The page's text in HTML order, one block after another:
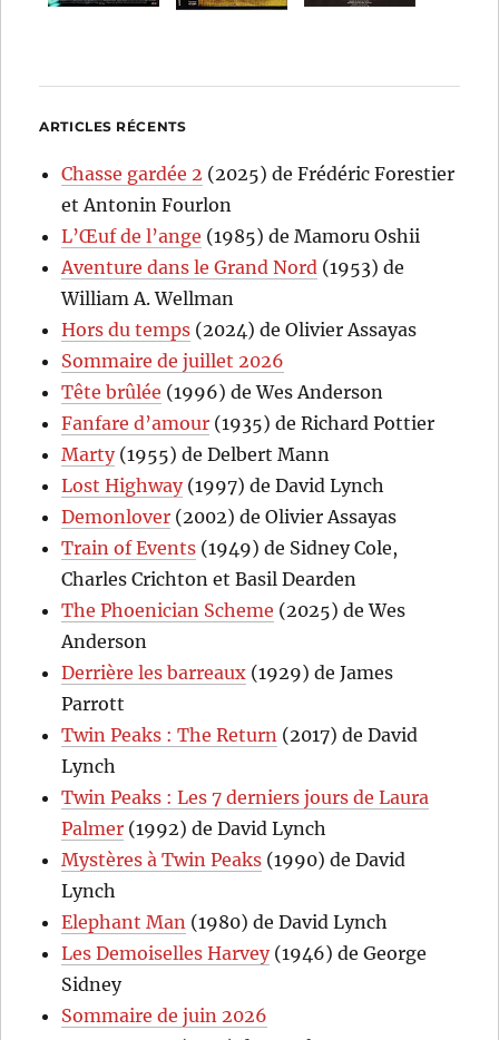
ARTICLES RÉCENTS
Chasse gardée 2 (2025) de Frédéric Forestier
et Antonin Fourlon
L’Œuf de l’ange (1985) de Mamoru Oshii
Aventure dans le Grand Nord (1953) de
William A. Wellman
Hors du temps (2024) de Olivier Assayas
Sommaire de juillet 2026
Tête brûlée (1996) de Wes Anderson
Fanfare d’amour (1935) de Richard Pottier
Marty(1955) de Delbert Mann
Lost Highway(1997) de David Lynch
Demonlover (2002) de Olivier Assayas
Train of Events (1949) de Sidney Cole,
Charles Crichton et Basil Dearden
The Phoenician Scheme (2025) de Wes
Anderson
Derrière les barreaux (1929) de James
Parrott
Twin Peaks : The Return (2017) de David
Lynch
Twin Peaks : Les 7 derniers jours de Laura
Palmer (1992) de David Lynch
Mystères à Twin Peaks (1990) de David
Lynch
Elephant Man (1980) de David Lynch
Les Demoiselles Harvey(1946) de George
Sidney
Sommaire de juin 2026